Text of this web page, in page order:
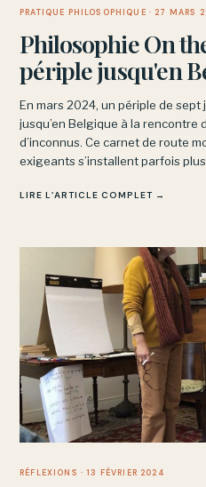
PRATIQUE PHILOSOPHIQUE · 27 MARS
Philosophie On
périple jusqu'en
En mars 2024, un périple de sept
jusqu’en Belgique à la rencontre
d’inconnus. Ce carnet de route
exigeants s’installent parfois
LIRE L’ARTICLE COMPLET →
RÉFLEXIONS · 13 FÉVRIER 2024